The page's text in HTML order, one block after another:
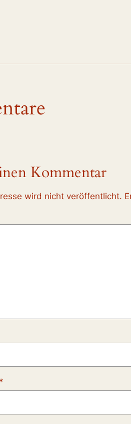
Kommentar
wird nicht veröffentlicht.
*